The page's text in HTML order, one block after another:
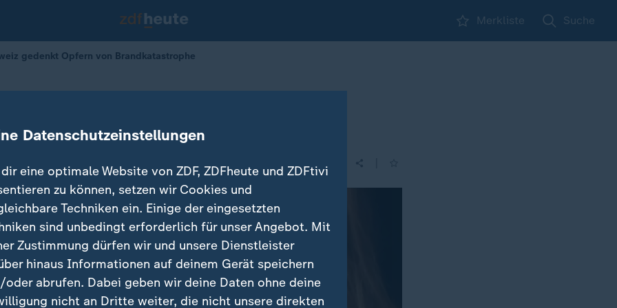
Merkliste Suche
gedenkt Opfern von Brandkatastrophe
Opfern von Brandkatastrophe
Datenschutzeinstellungen
eine optimale Website von ZDF, ZDFheute und ZDFtivi
zu können, setzen wir Cookies und
Techniken ein. Einige der eingesetzten
sind unbedingt erforderlich für unser Angebot. Mit
Zustimmung dürfen wir und unsere Dienstleister
hinaus Informationen auf deinem Gerät speichern
oder abrufen. Dabei geben wir deine Daten ohne deine
nicht an Dritte weiter, die nicht unsere direkten